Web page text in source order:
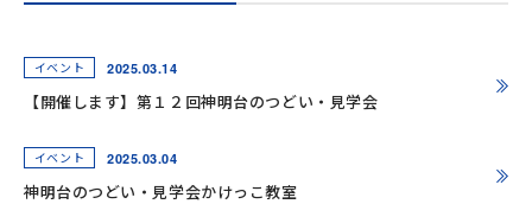
イベント 2025.03.14
【開催します】第１２回神明台のつどい・見学会
イベント 2025.03.04
神明台のつどい・見学会かけっこ教室